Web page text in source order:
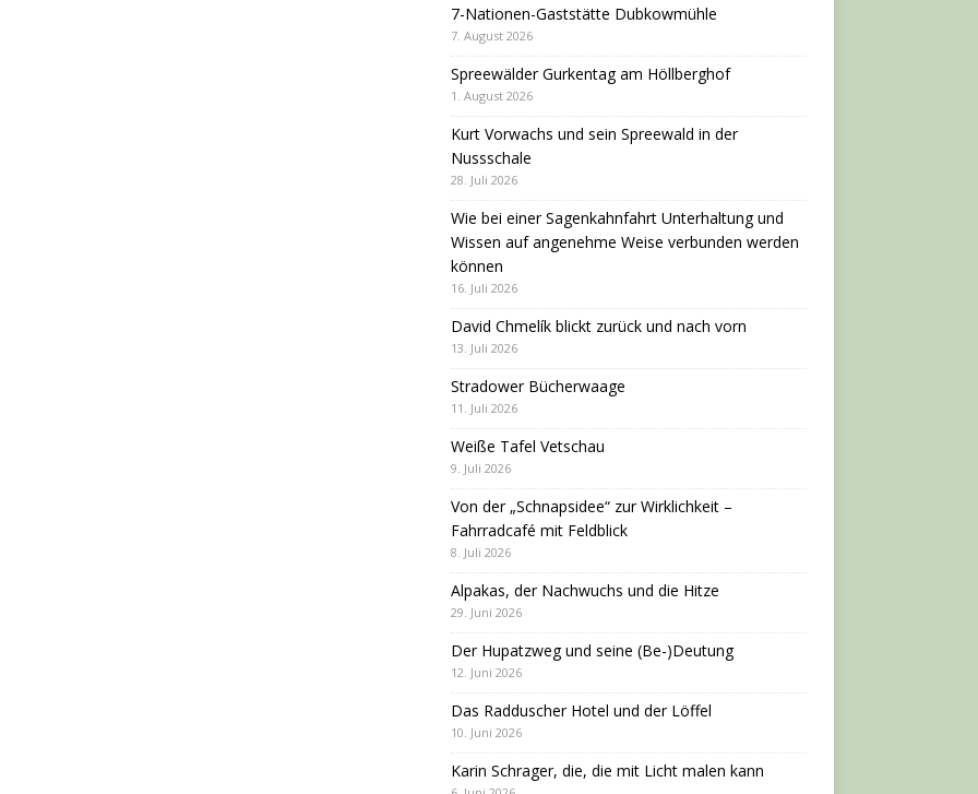
7-Nationen-Gaststätte Dubkowmühle
7. August 2026
Spreewälder Gurkentag am Höllberghof
1. August 2026
Kurt Vorwachs und sein Spreewald in der
Nussschale
28. Juli 2026
Wie bei einer Sagenkahnfahrt Unterhaltung und
Wissen auf angenehme Weise verbunden werden
können
16. Juli 2026
David Chmelík blickt zurück und nach vorn
13. Juli 2026
Stradower Bücherwaage
11. Juli 2026
Weiße Tafel Vetschau
9. Juli 2026
Von der „Schnapsidee“ zur Wirklichkeit –
Fahrradcafé mit Feldblick
8. Juli 2026
Alpakas, der Nachwuchs und die Hitze
29. Juni 2026
Der Hupatzweg und seine (Be-)Deutung
12. Juni 2026
Das Radduscher Hotel und der Löffel
10. Juni 2026
Karin Schrager, die, die mit Licht malen kann